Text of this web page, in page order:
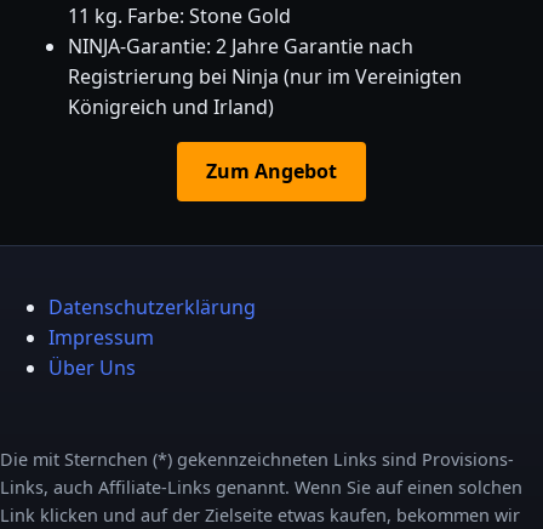
11 kg. Farbe: Stone Gold
NINJA-Garantie: 2 Jahre Garantie nach
Registrierung bei Ninja (nur im Vereinigten
Königreich und Irland)
Zum Angebot
Datenschutzerklärung
Impressum
Über Uns
Die mit Sternchen (*) gekennzeichneten Links sind Provisions-
Links, auch Affiliate-Links genannt. Wenn Sie auf einen solchen
Link klicken und auf der Zielseite etwas kaufen, bekommen wir